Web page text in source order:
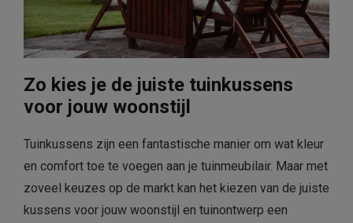
Zo kies je de juiste tuinkussens
voor jouw woonstijl
Tuinkussens zijn een fantastische manier om wat kleur
en comfort toe te voegen aan je tuinmeubilair. Maar met
zoveel keuzes op de markt kan het kiezen van de juiste
kussens voor jouw woonstijl en tuinontwerp een